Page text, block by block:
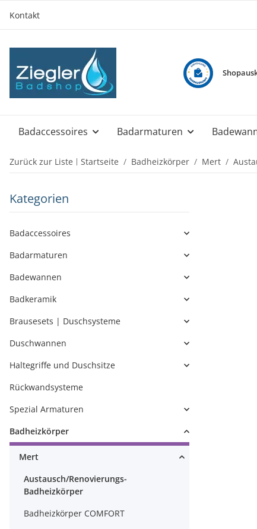
Kontakt
Badaccessoires Badarmaturen
Zurück zur Liste Startseite Badheizkörper Mert
Kategorien
Badaccessoires
Badarmaturen
Badewannen
Badkeramik
Brausesets | Duschsysteme
Duschwannen
Haltegriffe und Duschsitze
Rückwandsysteme
Spezial Armaturen
Badheizkörper
Mert
Austausch/Renovierungs-
Badheizkörper
Badheizkörper COMFORT